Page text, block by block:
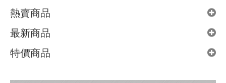
熱賣商品
最新商品
特價商品